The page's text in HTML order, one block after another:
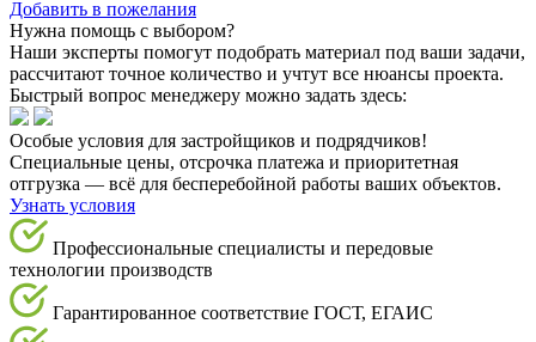
Добавить в пожелания
Нужна помощь с выбором?
Наши эксперты помогут подобрать материал под ваши задачи,
рассчитают точное количество и учтут все нюансы проекта.
Быстрый вопрос менеджеру можно задать здесь:
Особые условия для застройщиков и подрядчиков!
Специальные цены, отсрочка платежа и приоритетная
отгрузка — всё для бесперебойной работы ваших объектов.
Узнать условия
Профессиональные специалисты и передовые
технологии производств
Гарантированное соответствие ГОСТ, ЕГАИС